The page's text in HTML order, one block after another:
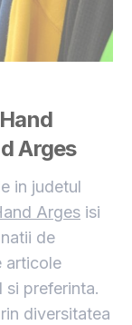
Arges
in judetul
Arges isi
de
articole
si preferinta.
diversitatea